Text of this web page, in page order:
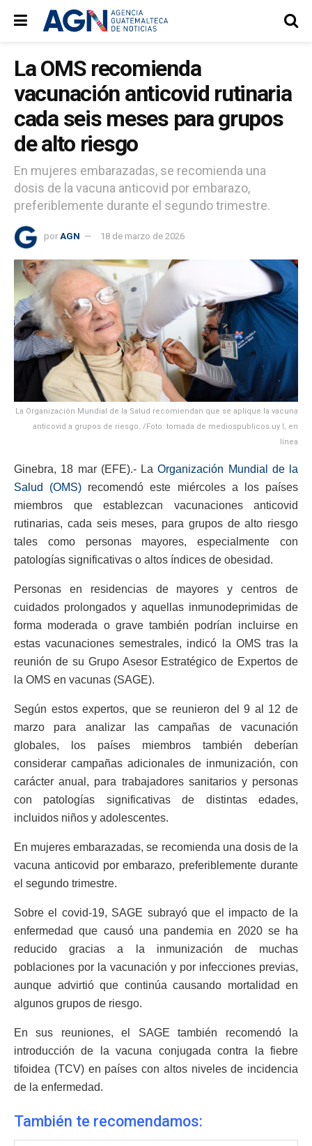
La OMS recomienda
vacunación anticovid rutinaria
cada seis meses para grupos
de alto riesgo
En mujeres embarazadas, se recomienda una
dosis de la vacuna anticovid por embarazo,
preferiblemente durante el segundo trimestre.
por AGN 18 de marzo de 2026
La Organización Mundial de la Salud recomiendan que se aplique la vacuna
anticovid a grupos de riesgo. /Foto: tomada de mediospublicos.uy l, en
línea
Ginebra, 18 mar (EFE).- LaOrganización Mundial de la
Salud (OMS) recomendó este miércoles a los países
miembros que establezcan vacunaciones anticovid
rutinarias, cada seis meses, para grupos de alto riesgo
tales como personas mayores, especialmente con
patologías significativas o altos índices de obesidad.
Personas en residencias de mayores y centros de
cuidados prolongados y aquellas inmunodeprimidas de
forma moderada o grave también podrían incluirse en
estas vacunaciones semestrales, indicó la OMS tras la
reunión de su Grupo Asesor Estratégico de Expertos de
la OMS en vacunas (SAGE).
Según estos expertos, que se reunieron del 9 al 12 de
marzo para analizar las campañas de vacunación
globales, los países miembros también deberían
considerar campañas adicionales de inmunización, con
carácter anual, para trabajadores sanitarios y personas
con patologías significativas de distintas edades,
incluidos niños y adolescentes.
En mujeres embarazadas, se recomienda una dosis de la
vacuna anticovid por embarazo, preferiblemente durante
el segundo trimestre.
Sobre el covid-19, SAGE subrayó que el impacto de la
enfermedad que causó una pandemia en 2020 se ha
reducido gracias a la inmunización de muchas
poblaciones por la vacunación y por infecciones previas,
aunque advirtió que continúa causando mortalidad en
algunos grupos de riesgo.
En sus reuniones, el SAGE también recomendó la
introducción de la vacuna conjugada contra la fiebre
tifoidea (TCV) en países con altos niveles de incidencia
de la enfermedad.
También te recomendamos: